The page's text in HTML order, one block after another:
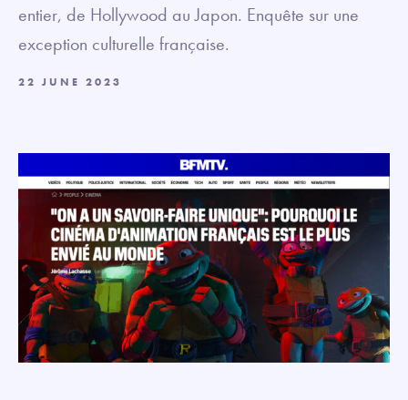
entier, de Hollywood au Japon. Enquête sur une
exception culturelle française.
22 JUNE 2023